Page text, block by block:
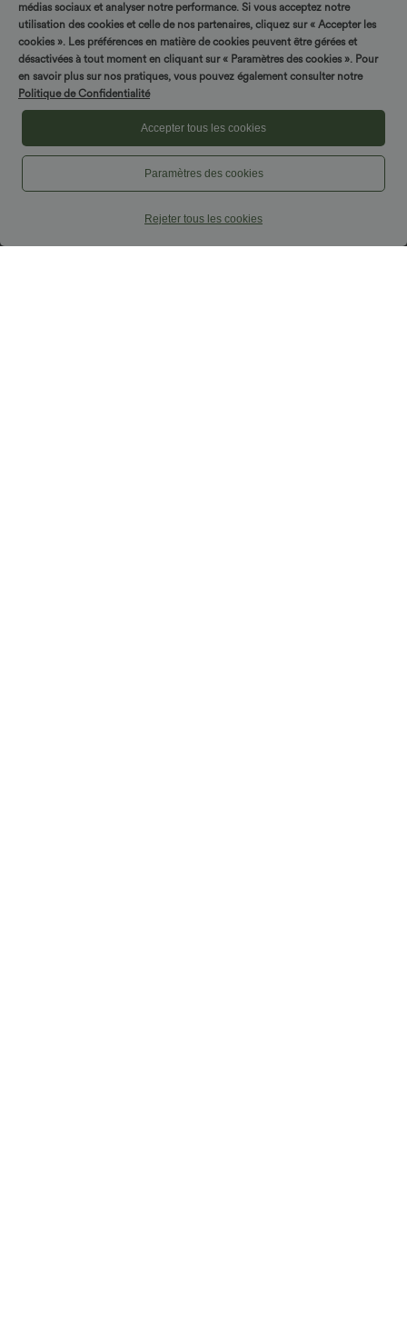
médias sociaux et analyser notre performance. Si vous acceptez notre
utilisation des cookies et celle de nos partenaires, cliquez sur « Accepter les
cookies ». Les préférences en matière de cookies peuvent être gérées et
désactivées à tout moment en cliquant sur « Paramètres des cookies ». Pour
en savoir plus sur nos pratiques, vous pouvez également consulter notre
Politique de Confidentialité
Accepter tous les cookies
Paramètres des cookies
Rejeter tous les cookies